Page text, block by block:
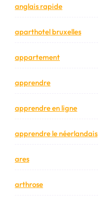
anglais rapide
aparthotel bruxelles
appartement
apprendre
apprendre en ligne
apprendre le néerlandais
ares
arthrose